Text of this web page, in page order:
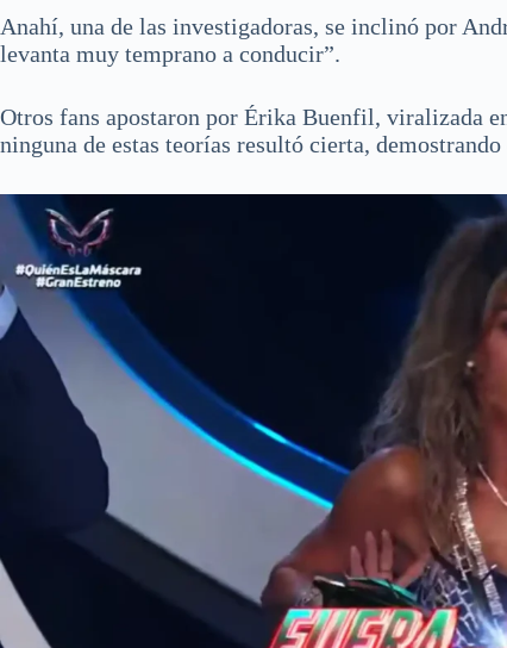
Anahí, una de las investigadoras, se inclinó por
levanta muy temprano a conducir”.
Otros fans apostaron por Érika Buenfil, viralizada
ninguna de estas teorías resultó cierta,